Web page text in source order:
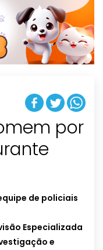
g
t
i
o
n
por
de policiais
Especializada
e